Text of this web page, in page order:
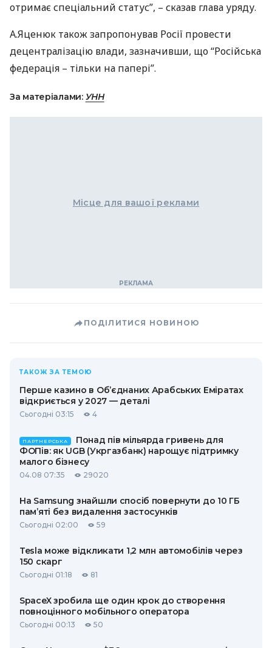
отримає спеціальний статус”, – сказав глава уряду.
А.Яценюк також запропонував Росії провести
децентралізацію влади, зазначивши, що “Російська
федерація – тільки на папері”.
За матеріалами: УНН
Місце для вашої реклами
ПОДІЛИТИСЯ НОВИНОЮ
ТАКОЖ ЗА ТЕМОЮ
Перше казино в Об’єднаних Арабських Еміратах
відкриється у 2027 — деталі
Сьогодні 03:15 4
ПАРТНЕРСЬКА
Понад пів мільярда гривень для
ФОПів: як UGB (Укргазбанк) нарощує підтримку
малого бізнесу
04.08 07:35 29020
На Samsung знайшли спосіб повернути до 10 ГБ
пам’яті без видалення застосунків
Сьогодні 02:00 59
Tesla може відкликати 1,2 млн автомобілів через
150 скарг
Сьогодні 01:18 81
SpaceX зробила ще один крок до створення
повноцінного мобільного оператора
Сьогодні 00:13 50